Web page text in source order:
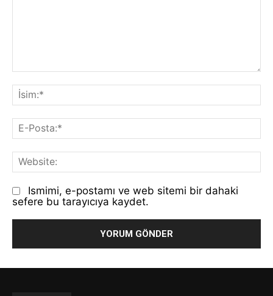
Yorum:
E-
Ismimi, e-postamı ve web sitemi bir dahaki
sefere bu tarayıcıya kaydet.